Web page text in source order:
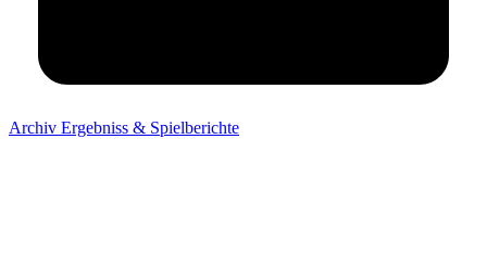
Archiv Ergebniss & Spielberichte